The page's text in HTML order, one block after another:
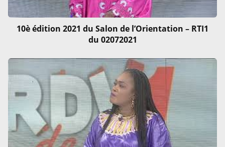
10è édition 2021 du Salon de l’Orientation – RTI1
du 02072021